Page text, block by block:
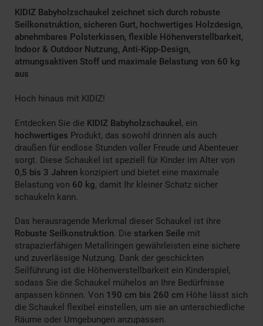
KIDIZ Babyholzschaukel zeichnet sich durch robuste
Seilkonstruktion, sicheren Gurt, hochwertiges Holzdesign,
abnehmbares Polsterkissen, flexible Höhenverstellbarkeit,
Indoor & Outdoor Nutzung, Anti-Kipp-Design,
atmungsaktiven Stoff und maximale Belastung von 60 kg
aus
Hoch hinaus mit KIDIZ!
Entdecken Sie die KIDIZ Babyholzschaukel , ein
hochwertiges Produkt, das sowohl drinnen als auch
draußen für endlose Stunden voller Freude und Abenteuer
sorgt. Diese Schaukel ist speziell für Kinder im Alter von
0,5 bis 3 Jahren konzipiert und bietet eine maximale
Belastung von 60 kg, damit Ihr kleiner Schatz sicher
schaukeln kann.
Das herausragende Merkmal dieser Schaukel ist ihre
Robuste Seilkonstruktion. Die starken Seile mit
strapazierfähigen Metallringen gewährleisten eine sichere
und zuverlässige Nutzung. Dank der geschickten
Seilführung ist die Höhenverstellbarkeit ein Kinderspiel,
sodass Sie die Schaukel mühelos an Ihre Bedürfnisse
anpassen können. Von 190 cm bis 260 cm Höhe lässt sich
die Schaukel flexibel einstellen, um sie an unterschiedliche
Räume oder Umgebungen anzupassen.